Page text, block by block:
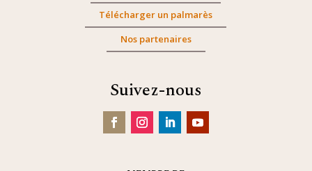
Télécharger un palmarès
Nos partenaires
Suivez-nous